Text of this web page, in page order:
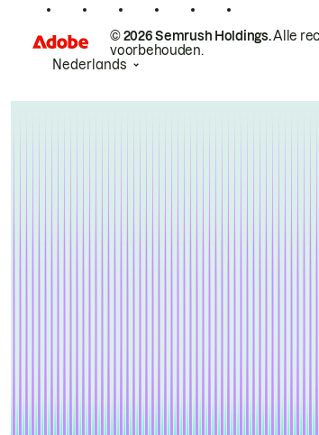
© 2026 Semrush Holdings.Alle
voorbehouden.
Nederlands